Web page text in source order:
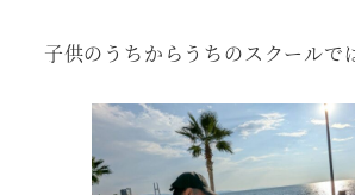
子供のうちからうちのスクールで